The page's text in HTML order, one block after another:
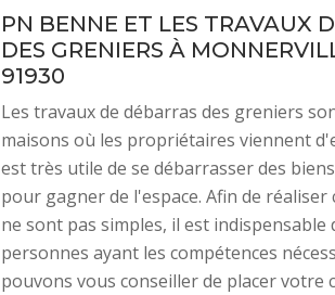
PN BENNE ET LES TRAVAUX
DES GRENIERS À
91930
Les travaux de débarras des greniers
maisons où les propriétaires viennent
est très utile de se débarrasser des
pour gagner de l'espace. Afin de
ne sont pas simples, il est indispensable
personnes ayant les compétences
pouvons vous conseiller de placer votre